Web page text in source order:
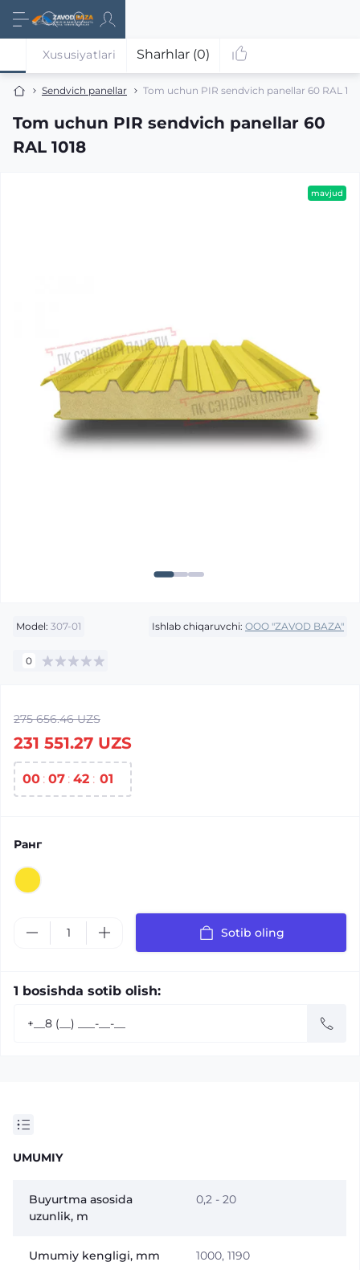
Sendvich panellar Tom uchun PIR sendvich panellar 60 RAL
Tom uchun PIR sendvich panellar 60
RAL 1018
Xususiyatlari Sharhlar (0)
mavjud
Model: 307-01 Ishlab chiqaruvchi: OOO "ZAVOD BAZA"
0
275 656.46 UZS
231 551.27 UZS
00 07 42 00
Ранг
Sotib oling
1 bosishda sotib olish:
UMUMIY
Buyurtma asosida
uzunlik, m
0,2 - 20
Umumiy kengligi, mm 1000, 1190